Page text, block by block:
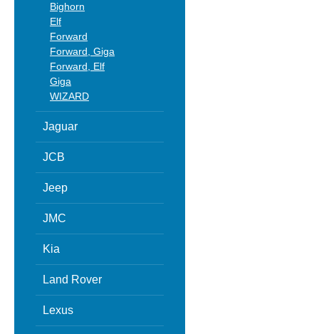
Bighorn
Elf
Forward
Forward, Giga
Forward, Elf
Giga
WIZARD
Jaguar
JCB
Jeep
JMC
Kia
Land Rover
Lexus